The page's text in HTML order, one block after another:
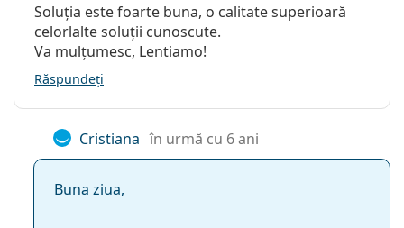
Soluția este foarte buna, o calitate superioară
celorlalte soluții cunoscute.
Va mulțumesc, Lentiamo!
Răspundeți
Cristiana în urmă cu 6 ani
Buna ziua,